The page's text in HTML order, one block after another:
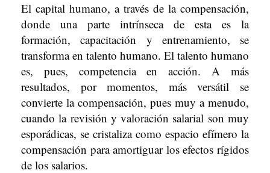
El capital humano, a través de la compensación,
donde una parte intrínseca de esta es la
formación, capacitación y entrenamiento, se
transforma en talento humano. El talento humano
es, pues, competencia en acción. A más
resultados, por momentos, más versátil se
convierte la compensación, pues muy a menudo,
cuando la revisión y valoración salarial son muy
esporádicas, se cristaliza como espacio efímero la
compensación para amortiguar los efectos rígidos
de los salarios.